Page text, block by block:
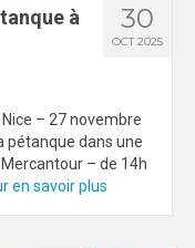
30
OCT 2025
à
– 27 novembre
pétanque dans une
– de 14h
en savoir plus